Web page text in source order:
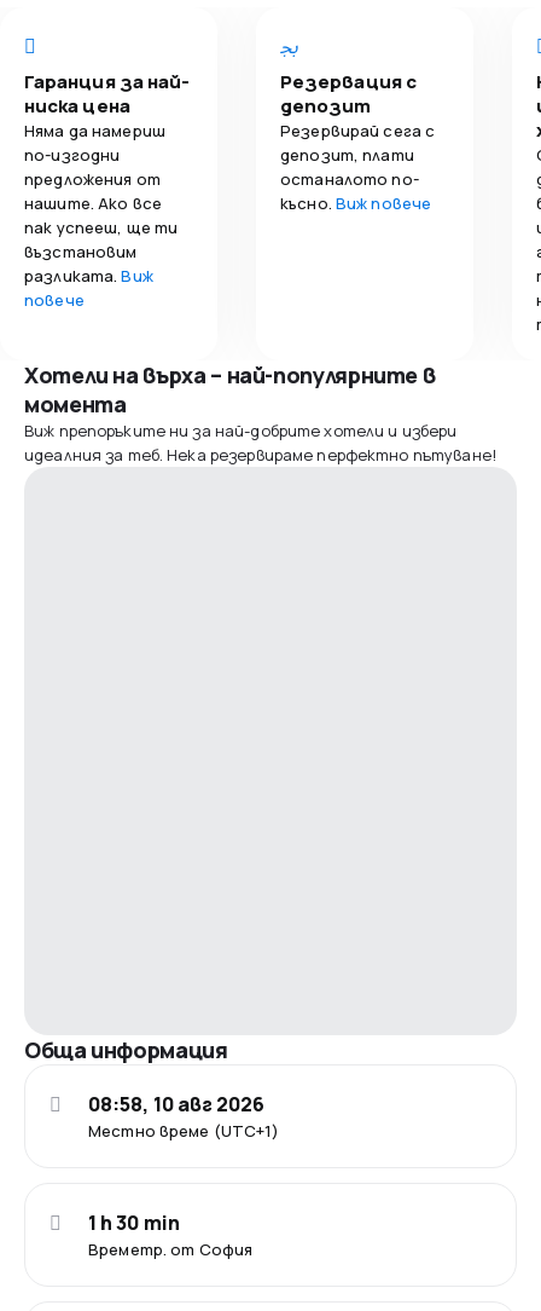
Гаранция за най-
ниска цена
Няма да намериш
по-изгодни
предложения от
нашите. Ако все
пак успееш, ще ти
възстановим
разликата.Виж
повече
Резервация с
депозит
Резервирай сега с
депозит, плати
останалото по-
късно. Виж повече
Хотели на върха – най-популярните в
момента
Виж препоръките ни за най-добрите хотели и избери
идеалния за теб. Нека резервираме перфектно пътуване!
Обща информация
Местно време (UTC+1)
08:58, 10 авг 2026
Времетр. от София
1 h 30 min